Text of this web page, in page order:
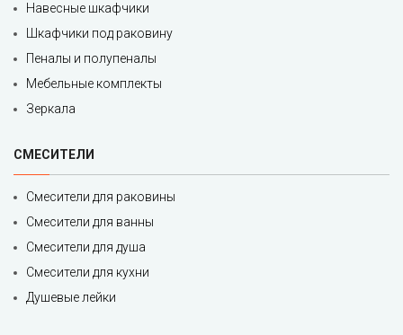
Навесные шкафчики
Шкафчики под раковину
Пеналы и полупеналы
Мебельные комплекты
Зеркала
СМЕСИТЕЛИ
Смесители для раковины
Смесители для ванны
Смесители для душа
Смесители для кухни
Душевые лейки